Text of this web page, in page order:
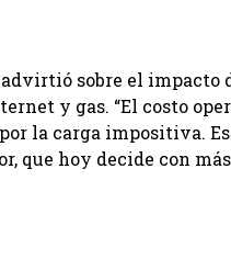
sobre el impacto
y gas. “El costo
la carga impositiva.
que hoy decide con